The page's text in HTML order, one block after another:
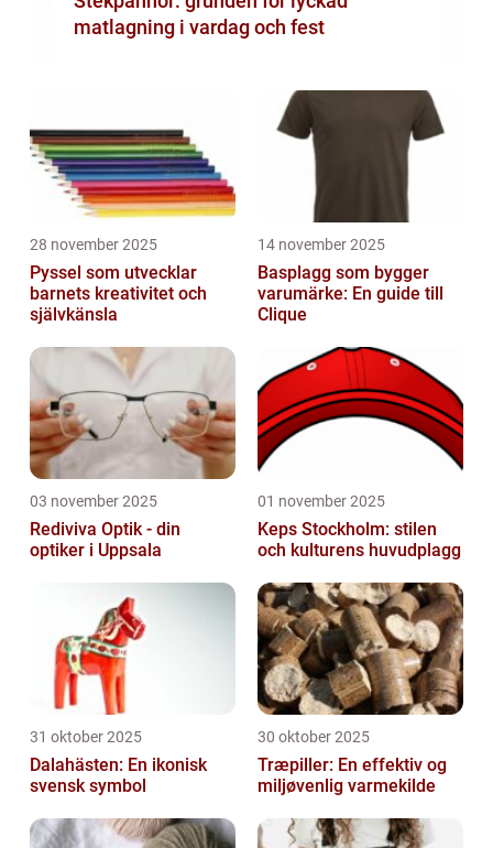
matlagning i vardag och fest
28 november 2025
Pyssel som utvecklar
barnets kreativitet och
självkänsla
14 november 2025
Basplagg som bygger
varumärke: En guide till
Clique
03 november 2025
Rediviva Optik - din
optiker i Uppsala
01 november 2025
Keps Stockholm: stilen
och kulturens huvudplagg
31 oktober 2025
Dalahästen: En ikonisk
svensk symbol
30 oktober 2025
Træpiller: En effektiv og
miljøvenlig varmekilde